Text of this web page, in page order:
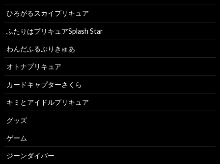
ひろがるスカイプリキュア
ふたりはプリキュアSplash Star
わんだふるぷりきゅあ
オトナプリキュア
カードキャプターさくら
キミとアイドルプリキュア
グッズ
ゲーム
ジーンダイバー